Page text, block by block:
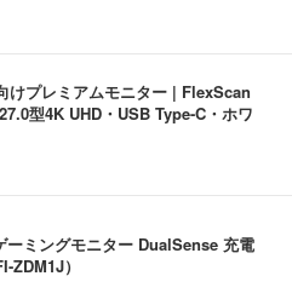
けプレミアムモニター | FlexScan
型4K UHD・USB Type-C・ホワ
ーミングモニター DualSense 充電
ZDM1J）